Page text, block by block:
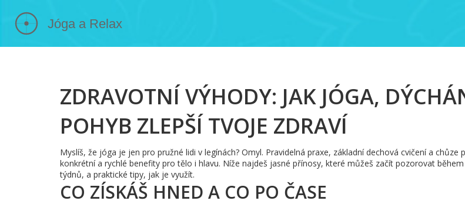
ZDRAVOTNÍ VÝHODY: JAK JÓGA,
POHYB ZLEPŠÍ TVOJE ZDRAVÍ
Myslíš, že jóga je jen pro pružné lidi v legínách? Omyl. Pravidelná praxe, základní dechová cvičení a chůze
konkrétní a rychlé benefity pro tělo i hlavu. Níže najdeš jasné přínosy, které můžeš začít pozorovat
týdnů, a praktické tipy, jak je využít.
CO ZÍSKÁŠ HNED A CO PO ČASE